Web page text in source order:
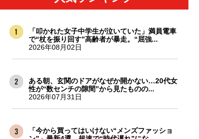
「叩かれた女子中学生が泣いていた」満員電車
で“杖を振り回す”高齢者が暴走。“屈強...
2026年08月02日
ある朝、玄関のドアがなぜか開かない…20代女
性が“数センチの隙間”から見たものの...
2026年07月31日
「今から買ってはいけない“メンズファッショ